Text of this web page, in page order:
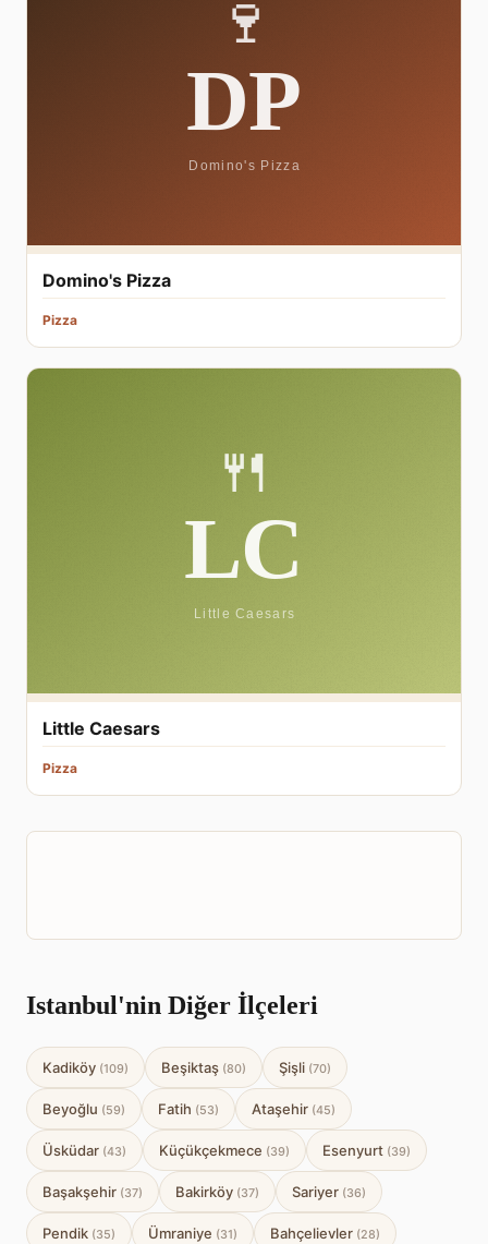
Domino's Pizza
Pizza
Little Caesars
Pizza
Istanbul'nin Diğer İlçeleri
Kadiköy (109) Beşiktaş (80) Şişli (70)
Beyoğlu (59) Fatih (53) Ataşehir (45)
Üsküdar (43) Küçükçekmece (39) Esenyurt (39)
Başakşehir (37) Bakirköy (37) Sariyer (36)
Pendik (35) Ümraniye (31) Bahçelievler (28)